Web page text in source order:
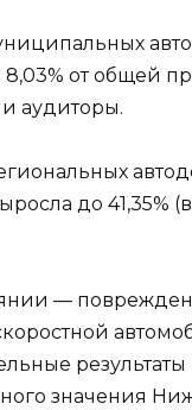
8,03% от общей
аудиторы.
до 41,35%
—
результаты
значения